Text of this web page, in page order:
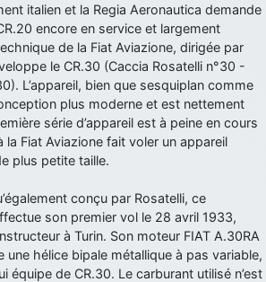
de 2026 ?
: Coucou et excellente année 2026 à tous et
tous mes meilleurs voeux à tous pour
un bon réveillon pour cette nouvelle
d'année.
à tous !
tenter l'un des rares lycées militaires
la Sarthe, ça ne peut pas faire de mal !
italien et la Regia Aeronautica demande
encore en service et largement
de la Fiat Aviazione, dirigée par
le CR.30 (Caccia Rosatelli n°30 -
L’appareil, bien que sesquiplan comme
plus moderne et est nettement
série d’appareil est à peine en cours
Fiat Aviazione fait voler un appareil
plus petite taille.
conçu par Rosatelli, ce
son premier vol le 28 avril 1933,
à Turin. Son moteur FIAT A.30RA
une hélice bipale métallique à pas variable,
équipe de CR.30. Le carburant utilisé n’est